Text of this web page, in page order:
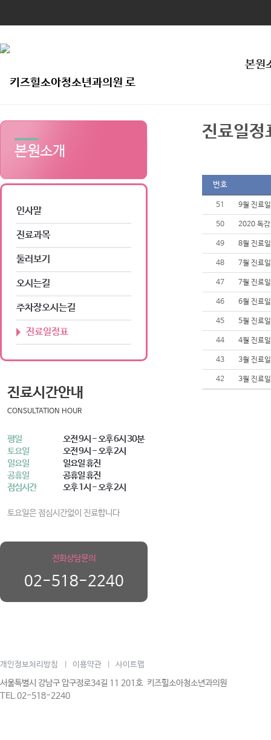
본원
본원소개
인사말
진료과목
둘러보기
오시는길
주차장오시는길
진료일정표
진료시간안내
CONSULTATION HOUR
평일
오전 9시 - 오후 6시 30분
토요일
오전 9시 - 오후 2시
일요일
일요일 휴진
공휴일
공휴일 휴진
점심시간
오후 1시 - 오후 2시
토요일은 점심시간없이 진료합니다
전화상담문의
02-518-2240
진료일정
번호
51 9월 진료
50 2020 독감
49 8월 진료
48 7월 진료
47 7월 진료
46 6월 진료
45 5월 진료
44 4월 진료
43 3월 진료
42 3월 진료
개인정보처리방침 이용약관 사이트맵
서울특별시 강남구 압구정로34길 11 201호 키즈힐소아청소년과의원
TEL.02-518-2240